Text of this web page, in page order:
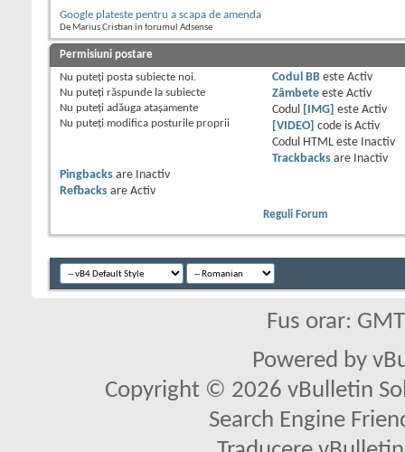
Google plateste pentru a scapa de amenda
De Marius Cristian în forumul Adsense
Permisiuni postare
Nu puteţi posta subiecte noi.
Nu puteţi răspunde la subiecte
Nu puteţi adăuga ataşamente
Nu puteţi modifica posturile proprii
Codul BBeste Activ
Zâmbeteeste Activ
Codul
[IMG] este Activ
[VIDEO]
code is Activ
Codul HTML este
Inactiv
Trackbacksare
Inactiv
Pingbacks are
Inactiv
Refbacks are Activ
Reguli Forum
Fus orar:
Powered by
Copyright © 2026 vBulletin
Search Engine